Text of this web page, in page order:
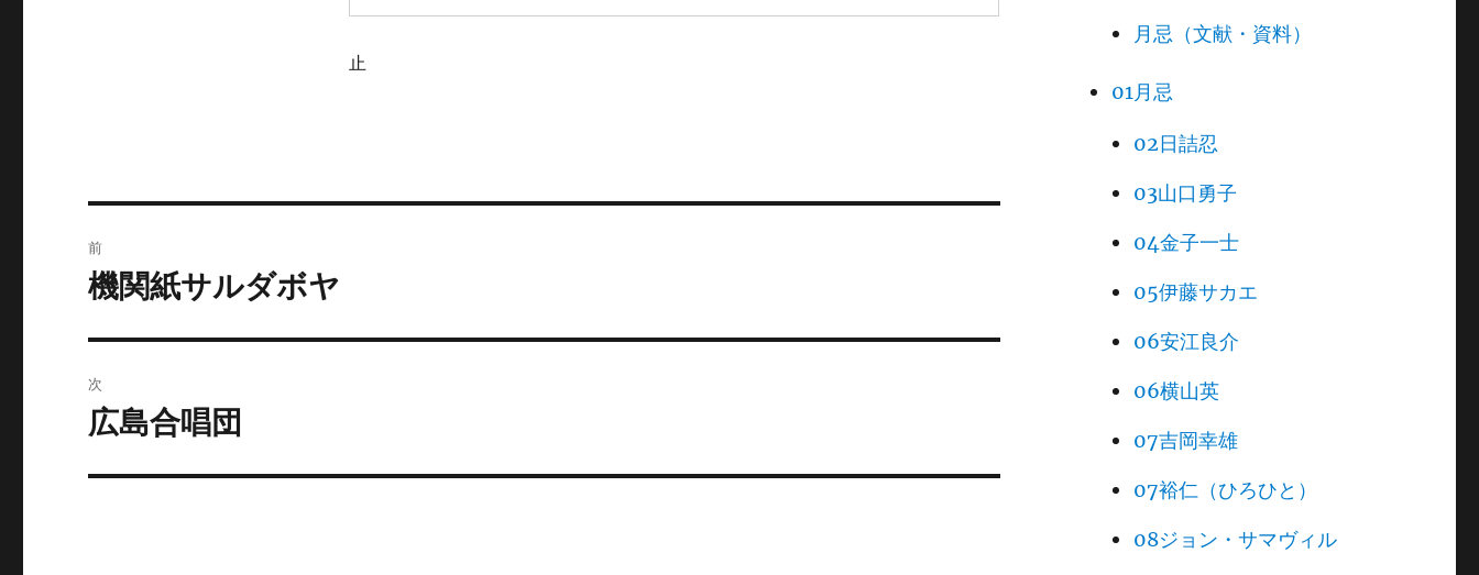
止
稿
ゲ
前
前
投
稿:
機関紙サルダボヤ
次
次
投
広島合唱団
月忌（文献・資料）
01月忌
02日詰忍
03山口勇子
04金子一士
05伊藤サカエ
06安江良介
06横山英
07吉岡幸雄
07裕仁（ひろひと）
08ジョン・サマヴィル